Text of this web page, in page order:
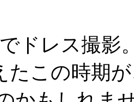
ドレス撮影
たこの時期